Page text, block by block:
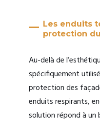
Les enduits
protection
Au-delà de
spécifiquement
protection des
enduits respirants,
solution répond à un